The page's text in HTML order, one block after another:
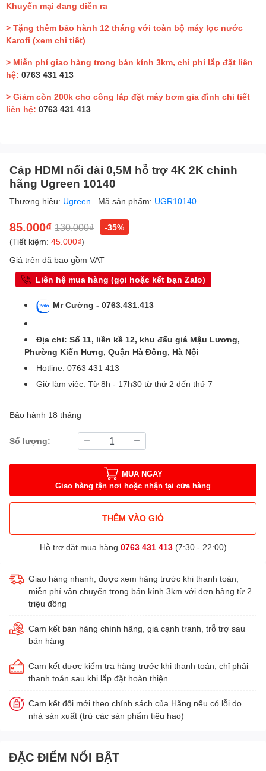
Khuyến mại đang diễn ra
> Tặng thêm bảo hành 12 tháng với toàn bộ máy lọc nước
Karofi (xem chi tiết)
> Miễn phí giao hàng trong bán kính 3km, chi phí lắp đặt liên
hệ: 0763 431 413
> Giảm còn 200k cho công lắp đặt máy bơm gia đình chi tiết
liên hệ: 0763 431 413
Cáp HDMI nối dài 0,5M hỗ trợ 4K 2K chính
hãng Ugreen 10140
Thương hiệu: Ugreen Mã sản phẩm: UGR10140
85.000₫ 130.000₫
-35%
(Tiết kiệm: 45.000₫)
Giá trên đã bao gồm VAT
Liên hệ mua hàng (gọi hoặc kết bạn Zalo)
Mr Cường - 0763.431.413
Địa chỉ: Số 11, liền kề 12, khu đấu giá Mậu Lương,
Phường Kiến Hưng, Quận Hà Đông, Hà Nội
Hotline: 0763 431 413
Giờ làm việc: Từ 8h - 17h30 từ thứ 2 đến thứ 7
Bảo hành 18 tháng
Số lượng:
MUA NGAY
Giao hàng tận nơi hoặc nhận tại cửa hàng
THÊM VÀO GIỎ
Hỗ trợ đặt mua hàng 0763 431 413(7:30 - 22:00)
Giao hàng nhanh, được xem hàng trước khi thanh toán,
miễn phí vận chuyển trong bán kính 3km với đơn hàng từ 2
triệu đồng
Cam kết bán hàng chính hãng, giá cạnh tranh, trỗ trợ sau
bán hàng
Cam kết được kiểm tra hàng trước khi thanh toán, chỉ phải
thanh toán sau khi lắp đặt hoàn thiện
Cam kết đổi mới theo chính sách của Hãng nếu có lỗi do
nhà sản xuất (trừ các sản phẩm tiêu hao)
ĐẶC ĐIỂM NỔI BẬT